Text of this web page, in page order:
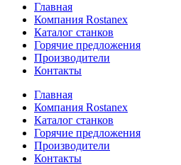
Главная
Компания Rostanex
Каталог станков
Горячие предложения
Производители
Контакты
Главная
Компания Rostanex
Каталог станков
Горячие предложения
Производители
Контакты